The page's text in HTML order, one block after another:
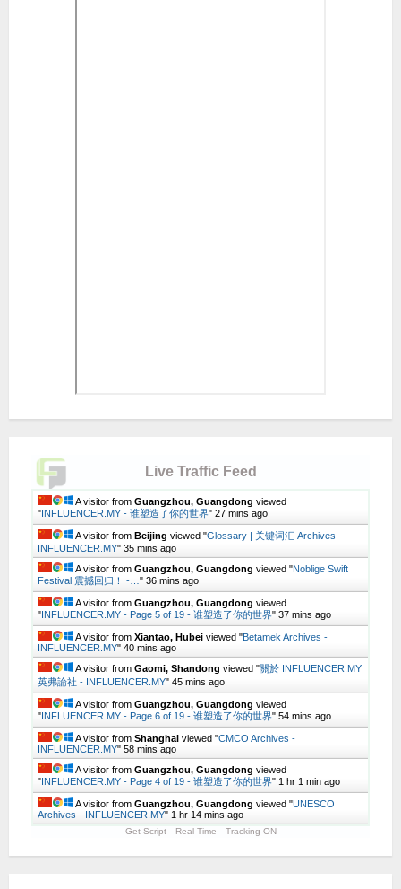
Live Traffic Feed
A visitor from Guangzhou, Guangdong viewed
"INFLUENCER.MY - 谁塑造了你的世界" 27 mins ago
A visitor from Beijing viewed "Glossary | 关键词汇 Archives -
INFLUENCER.MY" 35 mins ago
A visitor from Guangzhou, Guangdong viewed "Noblige Swift
Festival 震撼回归！ -… " 36 mins ago
A visitor from Guangzhou, Guangdong viewed
"INFLUENCER.MY - Page 5 of 19 - 谁塑造了你的世界" 37 mins ago
A visitor from Xiantao, Hubei viewed "Betamek Archives -
INFLUENCER.MY" 40 mins ago
A visitor from Gaomi, Shandong viewed "關於 INFLUENCER.MY
英弗論社 - INFLUENCER.MY" 45 mins ago
A visitor from Guangzhou, Guangdong viewed
"INFLUENCER.MY - Page 6 of 19 - 谁塑造了你的世界" 54 mins ago
A visitor from Shanghai viewed "CMCO Archives -
INFLUENCER.MY" 58 mins ago
A visitor from Guangzhou, Guangdong viewed
"INFLUENCER.MY - Page 4 of 19 - 谁塑造了你的世界" 1 hr 1 min ago
A visitor from Guangzhou, Guangdong viewed "UNESCO
Archives - INFLUENCER.MY" 1 hr 14 mins ago
Get Script Real Time Tracking ON